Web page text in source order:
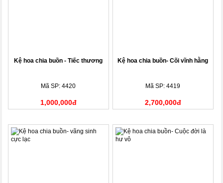
Kệ hoa chia buồn - Tiếc thương
Mã SP: 4420
1,000,000đ
Kệ hoa chia buồn- Cõi vĩnh hằng
Mã SP: 4419
2,700,000đ